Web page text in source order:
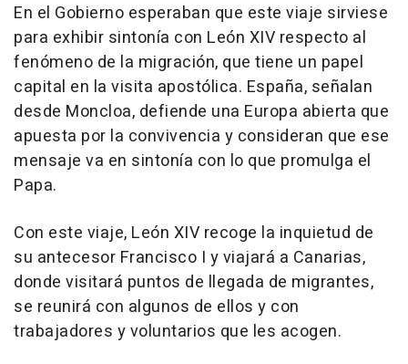
En el Gobierno esperaban que este viaje sirviese
para exhibir sintonía con León XIV respecto al
fenómeno de la migración, que tiene un papel
capital en la visita apostólica. España, señalan
desde Moncloa, defiende una Europa abierta que
apuesta por la convivencia y consideran que ese
mensaje va en sintonía con lo que promulga el
Papa.
Con este viaje, León XIV recoge la inquietud de
su antecesor Francisco I y viajará a Canarias,
donde visitará puntos de llegada de migrantes,
se reunirá con algunos de ellos y con
trabajadores y voluntarios que les acogen.